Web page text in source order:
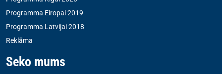
Programma Eiropai 2019
Programma Latvijai 2018
Reklāma
Seko mums